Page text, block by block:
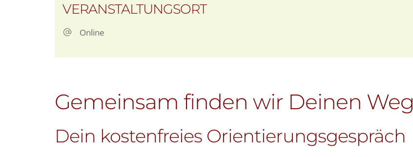
VERANSTALTUNGSORT
Online
Gemeinsam finden wir Deinen Weg
Dein kostenfreies Orientierungsgespräch